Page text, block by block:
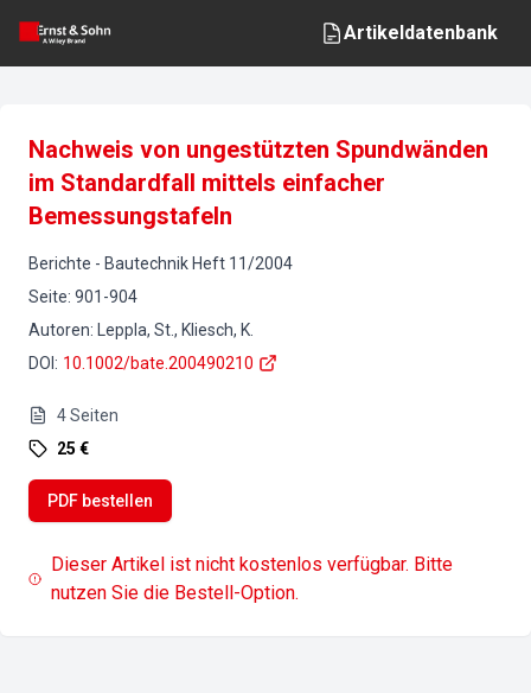
Artikeldatenbank
Nachweis von ungestützten Spundwänden
im Standardfall mittels einfacher
Bemessungstafeln
Berichte - Bautechnik Heft 11/2004
Seite: 901-904
Autoren:
Leppla, St., Kliesch, K.
DOI : 10.1002/bate.200490210
4Seiten
25 €
PDF bestellen
Dieser Artikel ist nicht kostenlos verfügbar. Bitte
nutzen Sie die Bestell-Option.